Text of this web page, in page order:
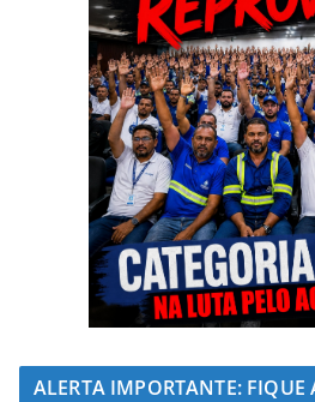
ALERTA IMPORTANTE: FIQUE